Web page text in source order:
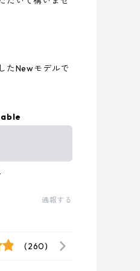
たNewモデルで
通報する
(260)